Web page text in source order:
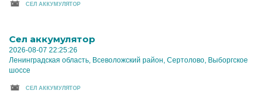
CЕЛ АККУМУЛЯТОР
Cел аккумулятор
2026-08-07 22:25:26
Ленинградская область, Всеволожский район, Сертолово, Выборгское
шоссе
CЕЛ АККУМУЛЯТОР